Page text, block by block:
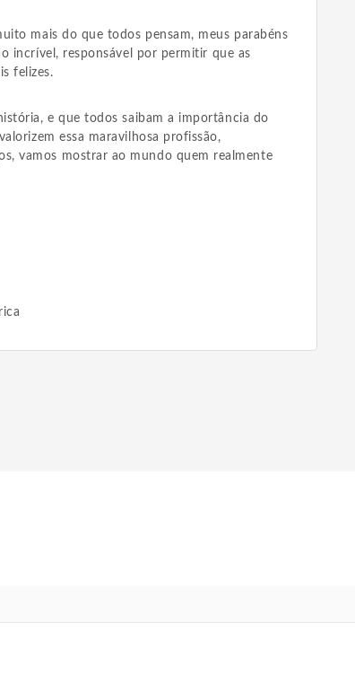
mais do que todos pensam, meus parabéns
incrível, responsável por permitir que as
felizes.
e que todos saibam a importância do
essa maravilhosa profissão,
vamos mostrar ao mundo quem realmente